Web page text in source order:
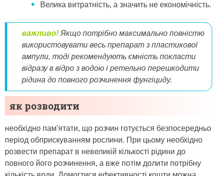
Велика витратність, а значить не економічність.
важливо! Якщо потрібно максимально повністю
використовувати весь препарат з пластикової
ампули, тоді рекомендують ємність покласти
відразу в відро з водою і ретельно перешкодити
рідина до повного розчинення фунгіциду.
як розводити
необхідно пам'ятати, що розчин готується безпосередньо
період обприскуванням рослини. При цьому необхідно
розвести препарат в невеликій кількості рідини до
повного його розчинення, а вже потім долити потрібну